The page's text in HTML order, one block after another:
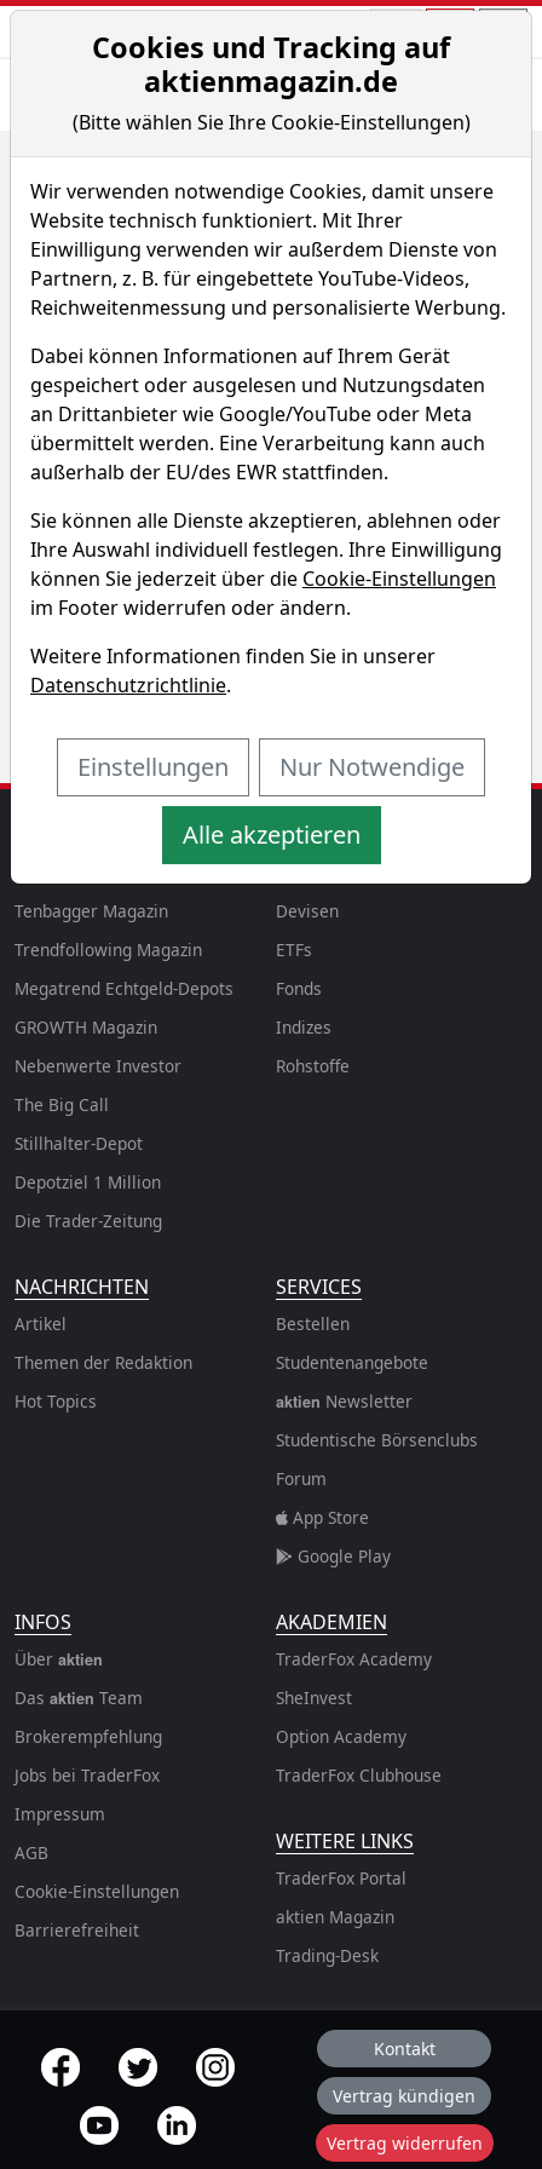
Aktien- und
Home Aktien Sensus Healthcare Inc. Renditedreieck
Sensus Healthcare Aktie
Watchlist SRTS WKN A2JPJ1
Sensus Healthcare
Entdecken Sie auf einen Blick die Performance der
Sensus Healthcare Aktie über verschiedene Zeiträume
hinweg.
Tenbagger Magazin
Trendfollowing Magazin
Megatrend Echtgeld-Depots
GROWTH Magazin
Nebenwerte Investor
The Big Call
Stillhalter-Depot
Depotziel 1 Million
Die Trader-Zeitung
AKTIEN & MEHR
Devisen
ETFs
Fonds
Indizes
Rohstoffe
NACHRICHTEN
Artikel
Themen der Redaktion
Hot Topics
SERVICES
Bestellen
Studentenangebote
aktien Newsletter
Studentische Börsenclubs
Forum
App Store
Google Play
INFOS
Über aktien
Das aktien Team
Brokerempfehlung
Jobs bei TraderFox
Impressum
AGB
Cookie-Einstellungen
Barrierefreiheit
AKADEMIEN
TraderFox Academy
SheInvest
Option Academy
TraderFox Clubhouse
WEITERE LINKS
TraderFox Portal
aktien Magazin
Trading-Desk
offizielle Social Media-Accounts Kontakt
Vertrag kündigen
Vertrag widerrufen
Cookies und Tracking auf
aktienmagazin.de
(Bitte wählen Sie Ihre Cookie-Einstellungen)
Wir verwenden notwendige Cookies, damit unsere
Website technisch funktioniert. Mit Ihrer
Einwilligung verwenden wir außerdem Dienste von
Partnern, z. B. für eingebettete YouTube-Videos,
Reichweitenmessung und personalisierte Werbung.
Dabei können Informationen auf Ihrem Gerät
gespeichert oder ausgelesen und Nutzungsdaten
an Drittanbieter wie Google/YouTube oder Meta
übermittelt werden. Eine Verarbeitung kann auch
außerhalb der EU/des EWR stattfinden.
Sie können alle Dienste akzeptieren, ablehnen oder
Ihre Auswahl individuell festlegen. Ihre Einwilligung
können Sie jederzeit über die Cookie-Einstellungen
im Footer widerrufen oder ändern.
Weitere Informationen finden Sie in unserer
Datenschutzrichtlinie.
Einstellungen Nur Notwendige
Alle akzeptieren